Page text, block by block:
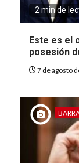
2 min de
Este es el
posesión
7 de agosto